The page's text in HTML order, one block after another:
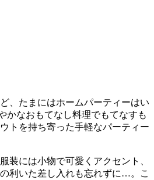
、たまにはホームパーティーはい
かなおもてなし料理でもてなすも
トを持ち寄った手軽なパーティー
装には小物で可愛くアクセント、
利いた差し入れも忘れずに…。こ